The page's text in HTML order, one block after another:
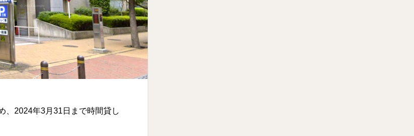
、2024年3月31日まで時間貸し